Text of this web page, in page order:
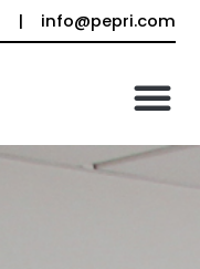
| info@pepri.com